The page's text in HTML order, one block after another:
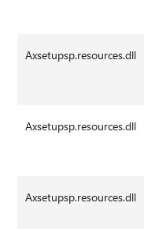
Axsetupsp.resources.dll
Axsetupsp.resources.dll
Axsetupsp.resources.dll